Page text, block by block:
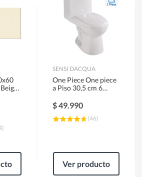
)
SENSI DACQUA
One Piece One piece
a Piso 30,5 cm 6
$49.990
(46)
Ver producto